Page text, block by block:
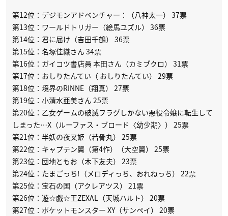
第12位：デジモンアドベンチャー：（八神太一） 37票
第13位：ワールドトリガー（絵馬ユズル） 36票
第14位：君に届け（吉田千鶴） 36票
第15位：名塚佳織さん 34票
第16位：ガイコツ書店員 本田さん（カミブクロ） 31票
第17位：おしりたんてい（ おしりたんてい） 29票
第18位：境界のRINNE（翔真） 27票
第19位：小清水亜美さん 25票
第20位：乙女ゲームの破滅フラグしかない悪役令嬢に転生して
しまった…X（ルーファス・ブロード〈幼少期〉） 25票
第21位：半妖の夜叉姫（若骨丸） 25票
第22位：キャプテン翼（第4作）（大空翼） 25票
第23位：団地ともお（木下友夫） 23票
第24位：たまごっち!（メロディっち、おれねっち） 22票
第25位：宝石の国（アクレアツス） 21票
第26位：遊☆戯☆王ZEXAL（天城ハルト） 20票
第27位：ポケットモンスター XY（サンペイ） 20票